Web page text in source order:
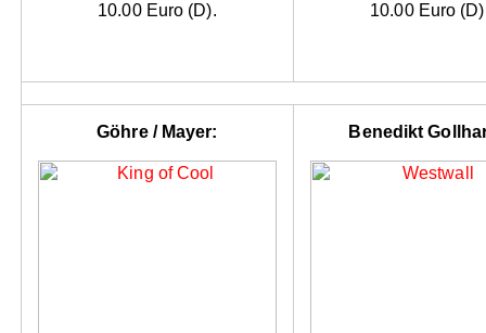
10.00 Euro (D).
10.00 Euro
Göhre / Mayer: Benedikt